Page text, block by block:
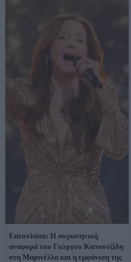
Eurovision: Η συγκινητική
αναφορά του Γιώργου Καπουτζίδη
στη Μαρινέλλα και η εμφάνιση της